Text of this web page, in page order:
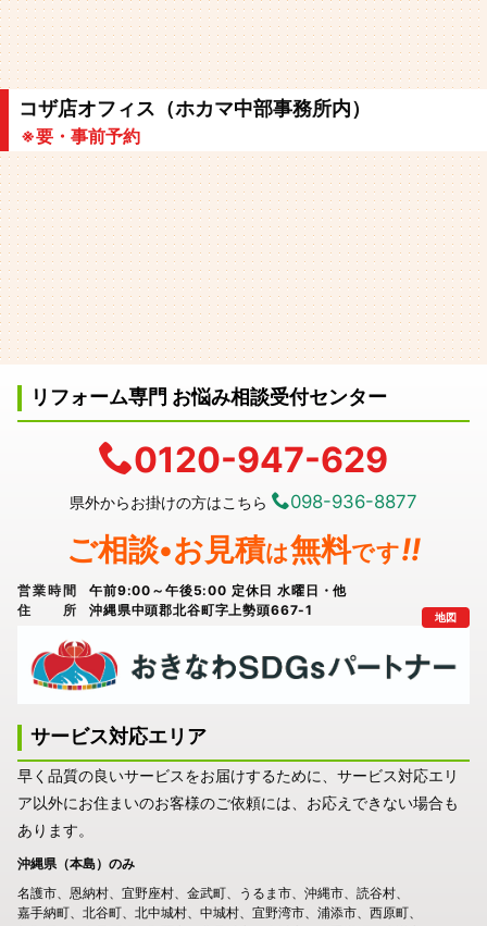
コザ店オフィス（ホカマ中部事務所内）
※要・事前予約
リフォーム専門 お悩み相談受付センター
0120-947-629
県外からお掛けの方はこちら 098-936-8877
ご相談•お見積は無料です!!
営業時間
午前9:00～午後5:00 定休日 水曜日・他
住所
沖縄県中頭郡北谷町字上勢頭667-1 地図
サービス対応エリア
早く品質の良いサービスをお届けするために、サービス対応エリ
ア以外にお住まいのお客様のご依頼には、お応えできない場合も
あります。
沖縄県（本島）のみ
名護市
恩納村 宜野座村 金武町 うるま市 沖縄市
読谷村
嘉手納町
北谷町 北中城村 中城村 宜野湾市 浦添市
西原町